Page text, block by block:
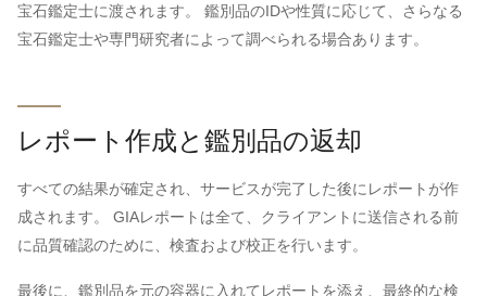
宝石鑑定士に渡されます。 鑑別品のIDや性質に応じて、さらなる
宝石鑑定士や専門研究者によって調べられる場合あります。
レポート作成と鑑別品の返却
すべての結果が確定され、サービスが完了した後にレポートが作
成されます。 GIAレポートは全て、クライアントに送信される前
に品質確認のために、検査および校正を行います。
最後に、鑑別品を元の容器に入れてレポートを添え、最終的な検